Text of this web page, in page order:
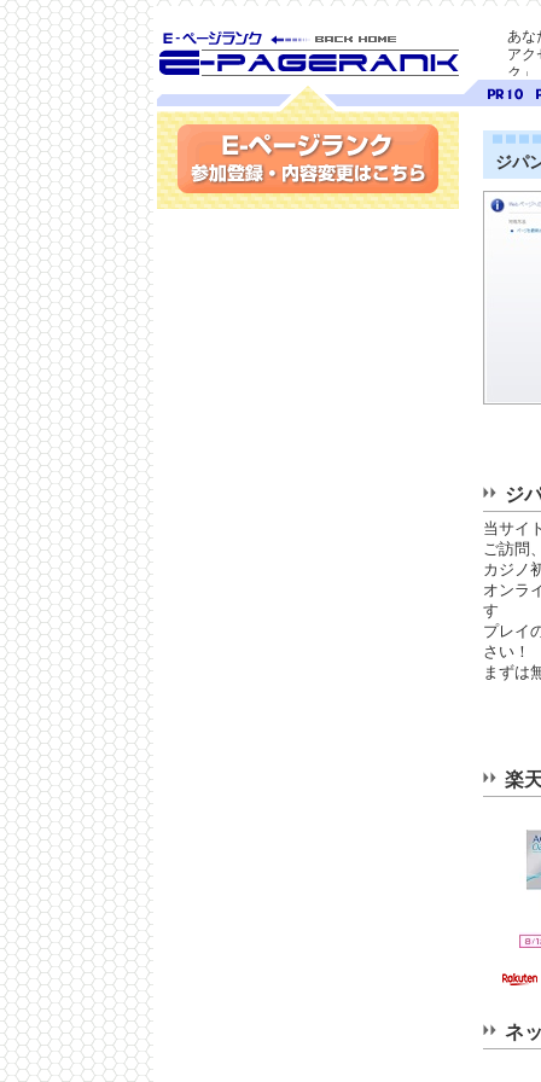
SEO対策に E-ページ
ランク
あな
アク
ク」
ランク
10
9
ジパ
ジ
当サイ
ご訪問
カジノ
オンラ
す
プレイ
さい！
まずは
楽
ネ
参加登録(無料)・内容変更